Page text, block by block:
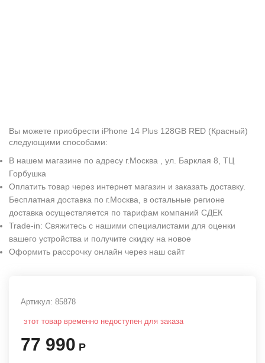
Вы можете приобрести iPhone 14 Plus 128GB RED (Красный)
следующими способами:
В нашем магазине по адресу г.Москва , ул. Барклая 8, ТЦ
Горбушка
Оплатить товар через интернет магазин и заказать доставку.
Бесплатная доставка по г.Москва, в остальные регионе
доставка осуществляется по тарифам компаний СДЕК
Trade-in: Свяжитесь с нашими специалистами для оценки
вашего устройства и получите скидку на новое
Оформить рассрочку онлайн через наш сайт
Артикул: 85878
этот товар временно недоступен для заказа
77 990 Р